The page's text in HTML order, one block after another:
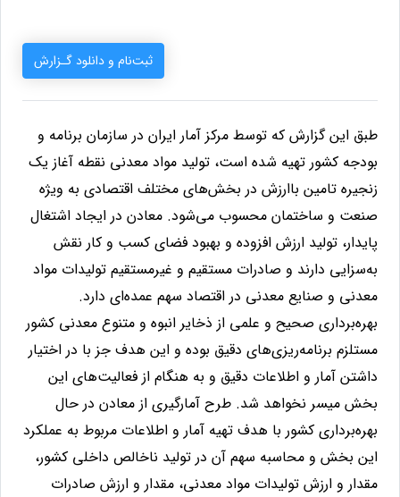
ثبت‌نام و دانلود گـزارش
طبق این گزارش که توسط مرکز آمار ایران در سازمان برنامه و
بودجه کشور تهیه شده است، تولید مواد معدنی نقطه آغاز یک
زنجیره تامین باارزش در بخش‌های مختلف اقتصادی به ویژه
صنعت و ساختمان محسوب می‌شود. معادن در ایجاد اشتغال
پایدار، تولید ارزش افزوده و بهبود فضای کسب و کار نقش
به‌سزایی دارند و صادرات مستقیم و غیرمستقیم تولیدات مواد
معدنی و صنایع معدنی در اقتصاد سهم عمده‌ای دارد.
بهره‌برداری صحیح و علمی از ذخایر انبوه و متنوع معدنی کشور
مستلزم برنامه‌ریزی‌های دقیق بوده و این هدف جز با در اختیار
داشتن آمار و اطلاعات دقیق و به هنگام از فعالیت‌های این
بخش میسر نخواهد شد. طرح آمارگیری از معادن در حال
بهره‌برداری کشور با هدف تهیه آمار و اطلاعات مربوط به عملکرد
این بخش و محاسبه سهم آن در تولید ناخالص داخلی کشور،
مقدار و ارزش تولیدات مواد معدنی، مقدار و ارزش صادرات